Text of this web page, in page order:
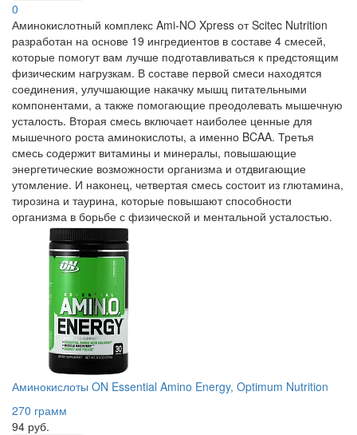
0
Аминокислотный комплекс Ami-NO Xpress от Scitec Nutrition
разработан на основе 19 ингредиентов в составе 4 смесей,
которые помогут вам лучше подготавливаться к предстоящим
физическим нагрузкам. В составе первой смеси находятся
соединения, улучшающие накачку мышц питательными
компонентами, а также помогающие преодолевать мышечную
усталость. Вторая смесь включает наиболее ценные для
мышечного роста аминокислоты, а именно BCAA. Третья
смесь содержит витамины и минералы, повышающие
энергетические возможности организма и отдвигающие
утомление. И наконец, четвертая смесь состоит из глютамина,
тирозина и таурина, которые повышают способности
организма в борьбе с физической и ментальной усталостью.
Аминокислоты ON Essential Amino Energy, Optimum Nutrition
270 грамм
94 руб.